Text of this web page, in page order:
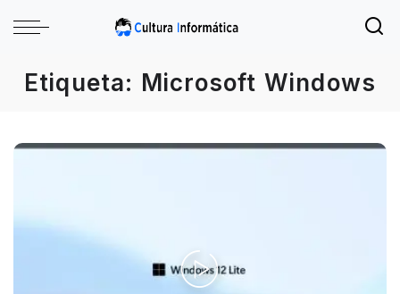
Etiqueta: Microsoft Windows